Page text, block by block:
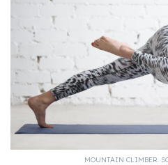
MOUNTAIN CLIMBER.